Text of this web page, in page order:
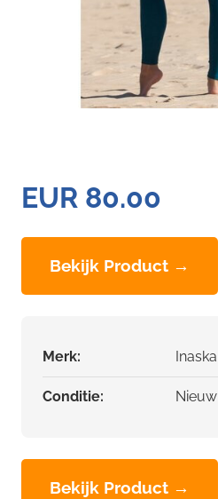
EUR 80.00
Bekijk Product →
Merk: Inaska
Conditie: Nieuw
Bekijk Product →